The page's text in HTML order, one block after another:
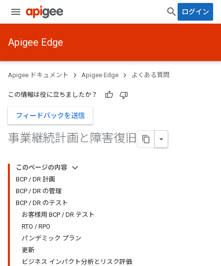
ログイン
Apigee Edge
Apigee ドキュメント Apigee Edge よくある質問
この情報は役に立ちましたか？
フィードバックを送信
事業継続計画と障害復旧
このページの内容
BCP / DR 計画
BCP / DR の管理
BCP / DR のテスト
お客様用 BCP / DR テスト
RTO / RPO
パンデミック プラン
更新
ビジネス インパクト分析とリスク評価